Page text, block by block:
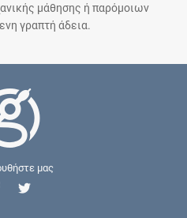
μάθησης ή παρόμοιων
γραπτή άδεια.
μας